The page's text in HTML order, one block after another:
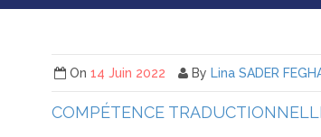
On 14 Juin 2022 By Lina SADER
COMPÉTENCE